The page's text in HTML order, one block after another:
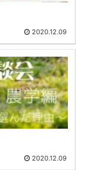
2020.12.09
2020.12.09